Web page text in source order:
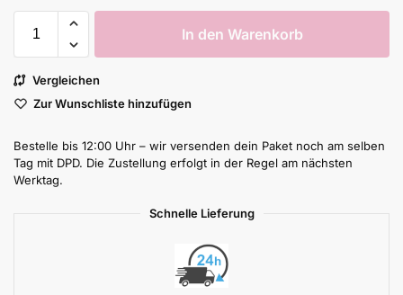
In den Warenkorb
Vergleichen
Zur Wunschliste hinzufügen
Bestelle bis 12:00 Uhr – wir versenden dein Paket noch am selben
Tag mit DPD. Die Zustellung erfolgt in der Regel am nächsten
Werktag.
Schnelle Lieferung